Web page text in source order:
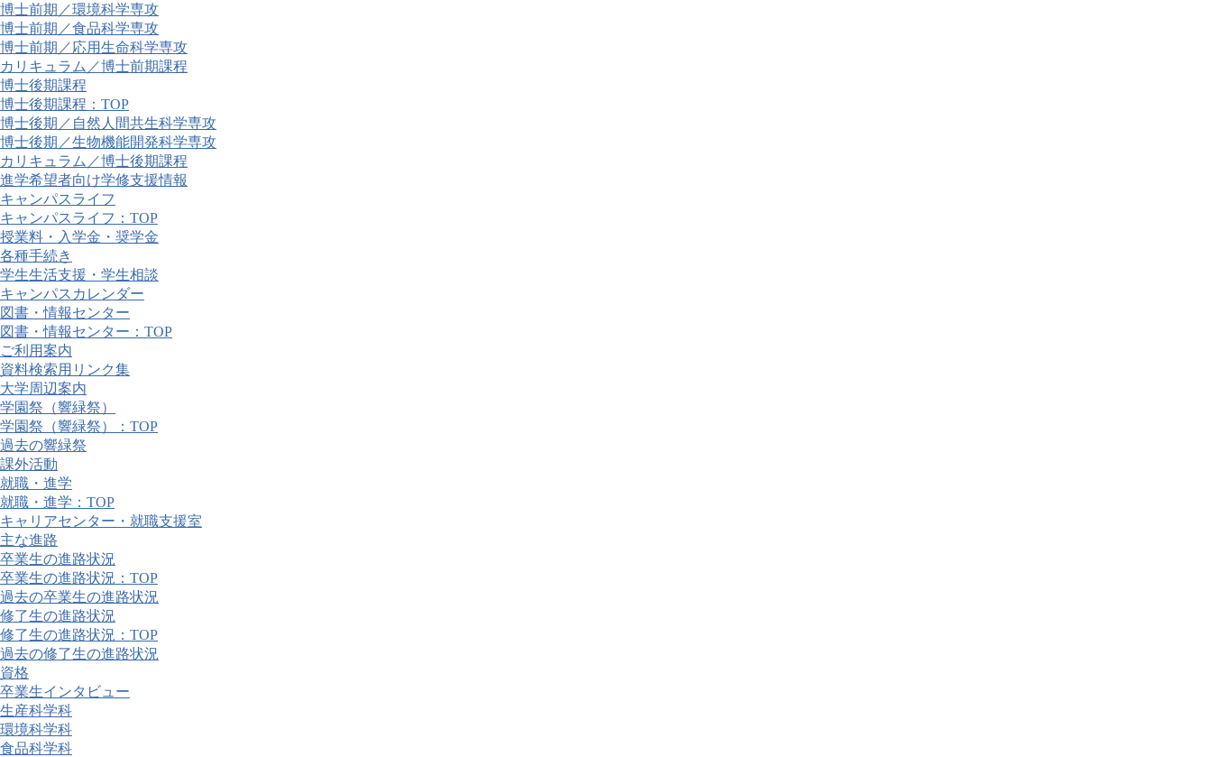
博士前期／環境科学専攻
博士前期／食品科学専攻
博士前期／応用生命科学専攻
カリキュラム／博士前期課程
博士後期課程
博士後期課程：TOP
博士後期／自然人間共生科学専攻
博士後期／生物機能開発科学専攻
カリキュラム／博士後期課程
進学希望者向け学修支援情報
キャンパスライフ
キャンパスライフ：TOP
授業料・入学金・奨学金
各種手続き
学生生活支援・学生相談
キャンパスカレンダー
図書・情報センター
図書・情報センター：TOP
ご利用案内
資料検索用リンク集
大学周辺案内
学園祭（響緑祭）
学園祭（響緑祭）：TOP
過去の響緑祭
課外活動
就職・進学
就職・進学：TOP
キャリアセンター・就職支援室
主な進路
卒業生の進路状況
卒業生の進路状況：TOP
過去の卒業生の進路状況
修了生の進路状況
修了生の進路状況：TOP
過去の修了生の進路状況
資格
卒業生インタビュー
生産科学科
環境科学科
食品科学科